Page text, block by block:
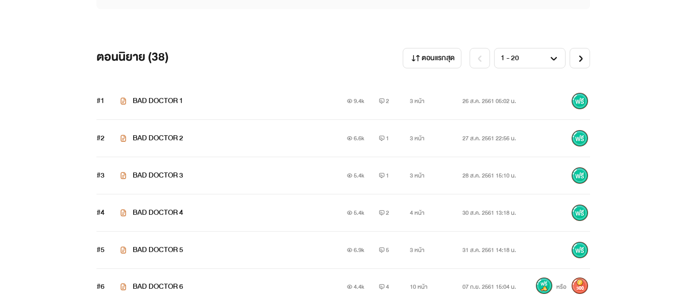
ตอนนิยาย (38) ตอนแรกสุด
#1 BAD DOCTOR 1 9.4k 2 3 หน้า 26 ส.ค. 2561 05:02 น.
#2 BAD DOCTOR 2 6.6k 1 3 หน้า 27 ส.ค. 2561 22:56 น.
#3 BAD DOCTOR 3 5.4k 1 3 หน้า 28 ส.ค. 2561 15:10 น.
#4 BAD DOCTOR 4 5.4k 2 4 หน้า 30 ส.ค. 2561 13:18 น.
#5 BAD DOCTOR 5 6.9k 5 3 หน้า 31 ส.ค. 2561 14:18 น.
#6 BAD DOCTOR 6 4.4k 4 10 หน้า 07 ก.ย. 2561 15:04 น. หรือ 300